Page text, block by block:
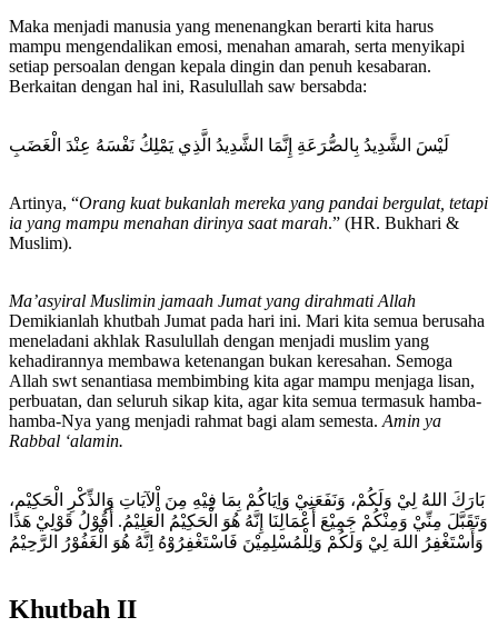
Maka menjadi manusia yang menenangkan berarti kita harus
mampu mengendalikan emosi, menahan amarah, serta menyikapi
setiap persoalan dengan kepala dingin dan penuh kesabaran.
Berkaitan dengan hal ini, Rasulullah saw bersabda:
لَيْسَ الشَّدِيدُ بِالصُّرَعَةِ إِنَّمَا الشَّدِيدُ الَّذِي يَمْلِكُ نَفْسَهُ عِنْدَ الْغَضَبِ
Artinya, “Orang kuat bukanlah mereka yang pandai bergulat, tetapi
ia yang mampu menahan dirinya saat marah.” (HR. Bukhari &
Muslim).
Ma’asyiral Muslimin jamaah Jumat yang dirahmati Allah
Demikianlah khutbah Jumat pada hari ini. Mari kita semua berusaha
meneladani akhlak Rasulullah dengan menjadi muslim yang
kehadirannya membawa ketenangan bukan keresahan. Semoga
Allah swt senantiasa membimbing kita agar mampu menjaga lisan,
perbuatan, dan seluruh sikap kita, agar kita semua termasuk hamba-
hamba-Nya yang menjadi rahmat bagi alam semesta. Amin ya
Rabbal ‘alamin.
بَارَكَ اللهُ لِيْ وَلَكُمْ، وَنَفَعَنِيْ وَاِيَاكُمْ بِمَا فِيْهِ مِنَ اْلآيَاتِ وَالذِّكْرِ الْحَكِيْمِ،
وَتَقَبَّلَ مِنِّيْ وَمِنْكُمْ جَمِيْعَ أَعْمَالِنَا إِنَّهُ هُوَ الْحَكِيْمُ الْعَلِيْمُ. أَقُوْلُ قَوْلِيْ هَذَا
وَأَسْتَغْفِرُ اللهَ لِيْ وَلَكُمْ وَلِلْمُسْلِمِيْنَ فَاسْتَغْفِرُوْهُ اِنَّهُ هُوَ الْغَفُوْرُ الرَّحِيْمُ
Khutbah II